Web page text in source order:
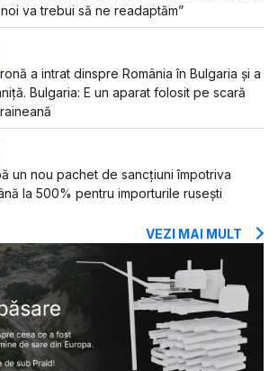
va trebui să ne readaptăm”
a intrat dinspre România în Bulgaria și a
Bulgaria: E un aparat folosit pe scară
un nou pachet de sancțiuni împotriva
la 500% pentru importurile rusești
VEZI MAI MULT